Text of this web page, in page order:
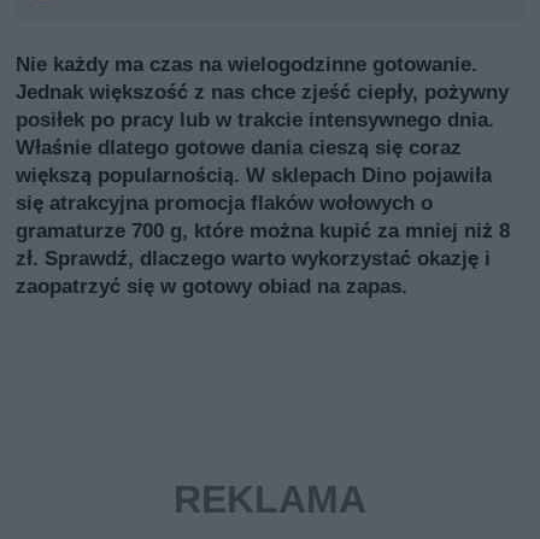
Nie każdy ma czas na wielogodzinne gotowanie.
Jednak większość z nas chce zjeść ciepły, pożywny
posiłek po pracy lub w trakcie intensywnego dnia.
Właśnie dlatego gotowe dania cieszą się coraz
większą popularnością. W sklepach Dino pojawiła
się atrakcyjna promocja flaków wołowych o
gramaturze 700 g, które można kupić za mniej niż 8
zł. Sprawdź, dlaczego warto wykorzystać okazję i
zaopatrzyć się w gotowy obiad na zapas.